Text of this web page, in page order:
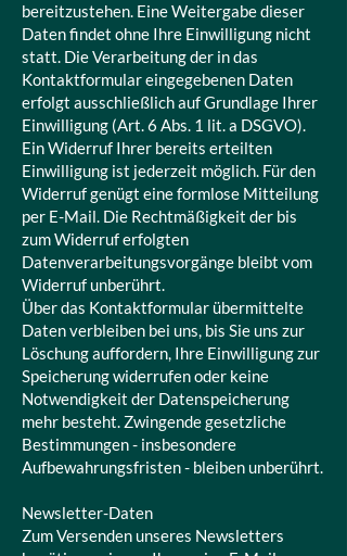
bereitzustehen. Eine Weitergabe dieser
Daten findet ohne Ihre Einwilligung nicht
statt. Die Verarbeitung der in das
Kontaktformular eingegebenen Daten
erfolgt ausschließlich auf Grundlage Ihrer
Einwilligung (Art. 6 Abs. 1 lit. a DSGVO).
Ein Widerruf Ihrer bereits erteilten
Einwilligung ist jederzeit möglich. Für den
Widerruf genügt eine formlose Mitteilung
per E-Mail. Die Rechtmäßigkeit der bis
zum Widerruf erfolgten
Datenverarbeitungsvorgänge bleibt vom
Widerruf unberührt.
Über das Kontaktformular übermittelte
Daten verbleiben bei uns, bis Sie uns zur
Löschung auffordern, Ihre Einwilligung zur
Speicherung widerrufen oder keine
Notwendigkeit der Datenspeicherung
mehr besteht. Zwingende gesetzliche
Bestimmungen - insbesondere
Aufbewahrungsfristen - bleiben unberührt.
Newsletter-Daten
Zum Versenden unseres Newsletters